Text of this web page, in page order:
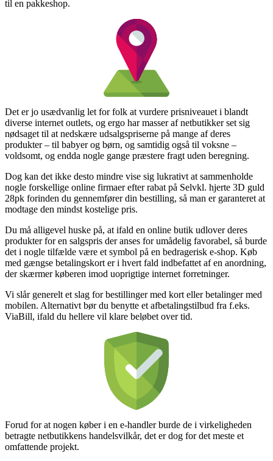
til en pakkeshop.
Det er jo usædvanlig let for folk at vurdere prisniveauet i blandt
diverse internet outlets, og ergo har masser af netbutikker set sig
nødsaget til at nedskære udsalgspriserne på mange af deres
produkter – til babyer og børn, og samtidig også til voksne –
voldsomt, og endda nogle gange præstere fragt uden beregning.
Dog kan det ikke desto mindre vise sig lukrativt at sammenholde
nogle forskellige online firmaer efter rabat på Selvkl. hjerte 3D guld
28pk forinden du gennemfører din bestilling, så man er garanteret at
modtage den mindst kostelige pris.
Du må alligevel huske på, at ifald en online butik udlover deres
produkter for en salgspris der anses for umådelig favorabel, så burde
det i nogle tilfælde være et symbol på en bedragerisk e-shop. Køb
med gængse betalingskort er i hvert fald indbefattet af en anordning,
der skærmer køberen imod uoprigtige internet forretninger.
Vi slår generelt et slag for bestillinger med kort eller betalinger med
mobilen. Alternativt bør du benytte et afbetalingstilbud fra f.eks.
ViaBill, ifald du hellere vil klare beløbet over tid.
Forud for at nogen køber i en e-handler burde de i virkeligheden
betragte netbutikkens handelsvilkår, det er dog for det meste et
omfattende projekt.